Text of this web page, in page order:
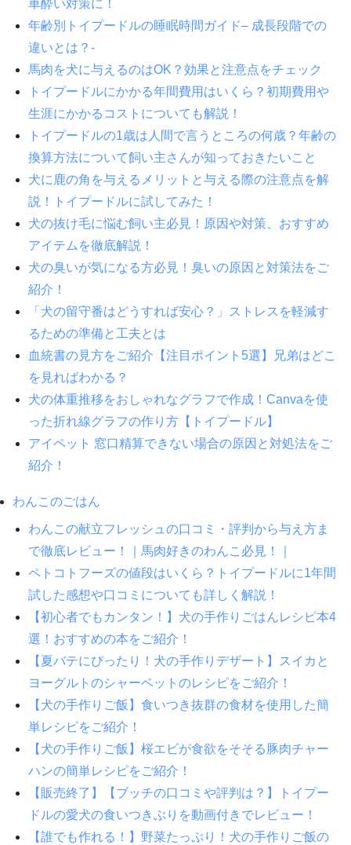
車酔い対策に！
年齢別トイプードルの睡眠時間ガイド– 成長段階での
違いとは？-
馬肉を犬に与えるのはOK？効果と注意点をチェック
トイプードルにかかる年間費用はいくら？初期費用や
生涯にかかるコストについても解説！
トイプードルの1歳は人間で言うところの何歳？年齢の
換算方法について飼い主さんが知っておきたいこと
犬に鹿の角を与えるメリットと与える際の注意点を解
説！トイプードルに試してみた！
犬の抜け毛に悩む飼い主必見！原因や対策、おすすめ
アイテムを徹底解説！
犬の臭いが気になる方必見！臭いの原因と対策法をご
紹介！
「犬の留守番はどうすれば安心？」ストレスを軽減す
るための準備と工夫とは
血統書の見方をご紹介【注目ポイント5選】兄弟はどこ
を見ればわかる？
犬の体重推移をおしゃれなグラフで作成！Canvaを使
った折れ線グラフの作り方【トイプードル】
アイペット 窓口精算できない場合の原因と対処法をご
紹介！
わんこのごはん
わんこの献立フレッシュの口コミ・評判から与え方ま
で徹底レビュー！｜馬肉好きのわんこ必見！｜
ペトコトフーズの値段はいくら？トイプードルに1年間
試した感想や口コミについても詳しく解説！
【初心者でもカンタン！】犬の手作りごはんレシピ本4
選！おすすめの本をご紹介！
【夏バテにぴったり！犬の手作りデザート】スイカと
ヨーグルトのシャーベットのレシピをご紹介！
【犬の手作りご飯】食いつき抜群の食材を使用した簡
単レシピをご紹介！
【犬の手作りご飯】桜エビが食欲をそそる豚肉チャー
ハンの簡単レシピをご紹介！
【販売終了】【ブッチの口コミや評判は？】トイプー
ドルの愛犬の食いつきぶりを動画付きでレビュー！
【誰でも作れる！】野菜たっぷり！犬の手作りご飯の